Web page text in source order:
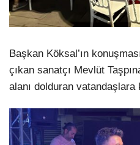
Başkan Köksal’ın
çıkan sanatçı Mevlüt
alanı dolduran